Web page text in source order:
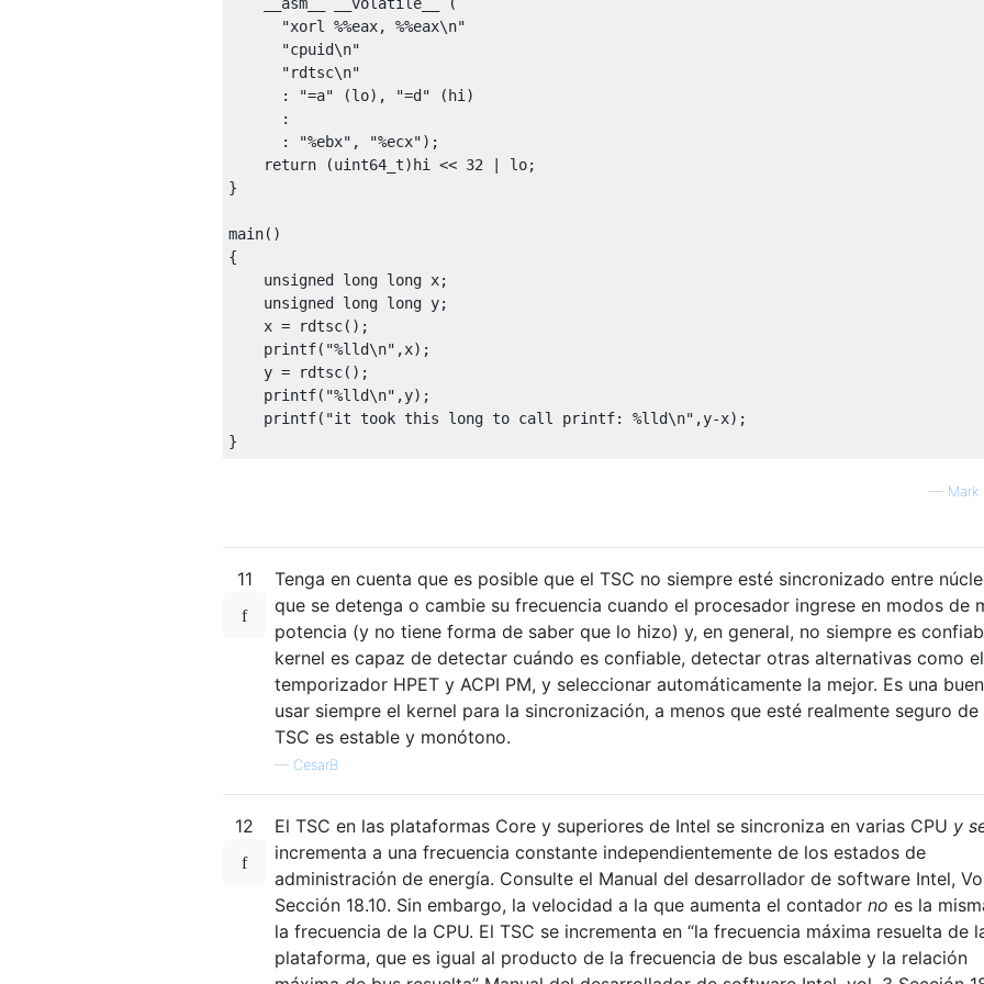
"xorl %%eax, %%eax\n"
"cpuid\n"
"rdtsc\n"
:
"=a" (lo), "=d" (hi )
:
:
"%ebx" , "%ecx");
return
(uint64_t)hi << 32 | lo;
}
main()
{
unsigned long long x;
unsigned long long y;
    x
= rdtsc();
    printf
( "%lld\n" ,x);
    y
= rdtsc();
    printf
( "%lld\n" ,y);
    printf
( "it took this long to call printf: %lld\n" ,y-x);
}
— Mark
11
Tenga en cuenta que es posible que el TSC no siempre esté sincronizado entre
que se detenga o cambie su frecuencia cuando el procesador ingrese en modos de
potencia (y no tiene forma de saber que lo hizo) y, en general, no siempre es
kernel es capaz de detectar cuándo es confiable, detectar otras alternativas como el
temporizador HPET y ACPI PM, y seleccionar automáticamente la mejor. Es una
usar siempre el kernel para la sincronización, a menos que esté realmente seguro de
TSC es estable y monótono.
— CesarB
12 El TSC en las plataformas Core y superiores de Intel se sincroniza en varias CPU y
incrementa a una frecuencia constante independientemente de los estados de
administración de energía. Consulte el Manual del desarrollador de software Intel,
Sección 18.10. Sin embargo, la velocidad a la que aumenta el contador no es la
la frecuencia de la CPU. El TSC se incrementa en “la frecuencia máxima resuelta de
plataforma, que es igual al producto de la frecuencia de bus escalable y la relación